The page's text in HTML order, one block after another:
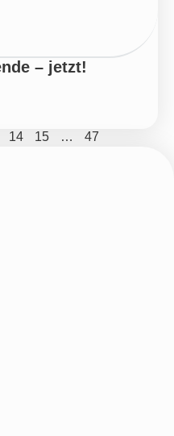
– jetzt!
14 15 … 47